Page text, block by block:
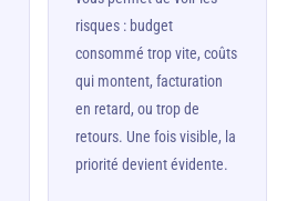
risques : budget
consommé trop vite, coûts
qui montent, facturation
en retard, ou trop de
retours. Une fois visible, la
priorité devient évidente.